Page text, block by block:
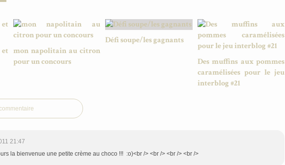
mon napolitain au citron
pour un concours
Défi soupe/les gagnants
Des muffins aux pommes
caramélisées pour le jeu
interblog #21
21:47
la bienvenue une petite crème au choco !!! :o)<br /> <br /> <br /> <br />